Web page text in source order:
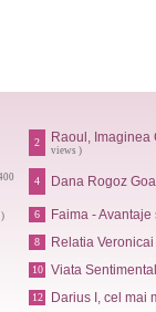
2 Raoul,
views )
4 Dana Rogoz
6 Faima -
8 Relatia
10 Viata
12 Darius I, cel mai